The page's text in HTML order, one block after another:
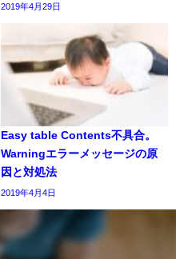
2019年4月29日
Easy table Contents不具合。
Warningエラーメッセージの原
因と対処法
2019年4月4日